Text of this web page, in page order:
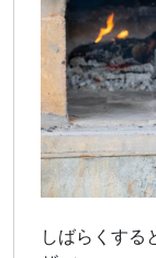
しばらくする